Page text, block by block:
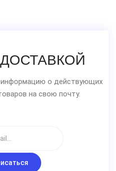
информацию о действующих
на свою почту.